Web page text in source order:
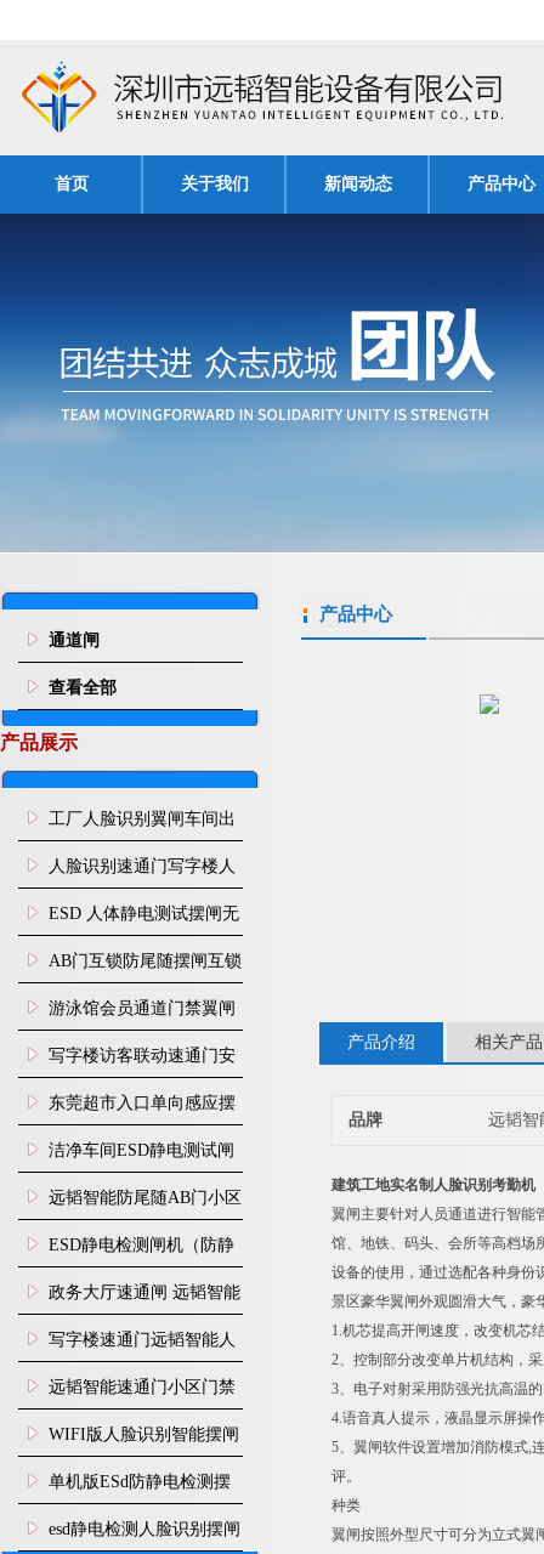
首页 关于我们 新闻动态 产品中心
通道闸
查看全部
产品展示
工厂人脸识别翼闸车间出
入口人行通道门禁
人脸识别速通门写字楼人
行通道闸门禁设备
ESD 人体静电测试摆闸无
尘车间防静电闸机
AB门互锁防尾随摆闸互锁
闸机
游泳馆会员通道门禁翼闸
写字楼访客联动速通门安
装
东莞超市入口单向感应摆
闸安装
洁净车间ESD静电测试闸
机
远韬智能防尾随AB门小区
门禁闸机安装
​ESD静电检测闸机（防静
电门禁通道系统）
政务大厅速通闸 远韬智能
防尾随静音速通门
写字楼速通门远韬智能人
脸识别快速通道闸
远韬智能速通门小区门禁
闸机食堂消费摆闸
WIFI版人脸识别智能摆闸
机
单机版ESd防静电检测摆
闸机
esd静电检测人脸识别摆闸
产品中心
产品介绍 相关产品
品牌 远韬智
建筑工地实名制人脸识别考勤机
翼闸主要针对人员通道进行智能
馆、地铁、码头、会所等高档场
设备的使用，通过选配各种身份
景区豪华翼闸外观圆滑大气，豪
1.机芯提高开闸速度，改变机芯
2、控制部分改变单片机结构，
3、电子对射采用防强光抗高温
4.语音真人提示，液晶显示屏操
5、翼闸软件设置增加消防模式,
评。
种
翼闸按照外型尺寸可分为立式翼